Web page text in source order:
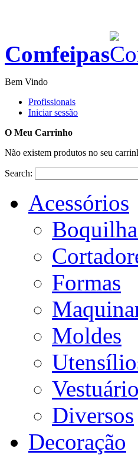
Comfeipas
Bem Vindo
Profissionais
Iniciar sessão
O Meu Carrinho
Não existem produtos no seu
Search:
Acessórios
Formas
Moldes
Vestuário
Diversos
Decoração